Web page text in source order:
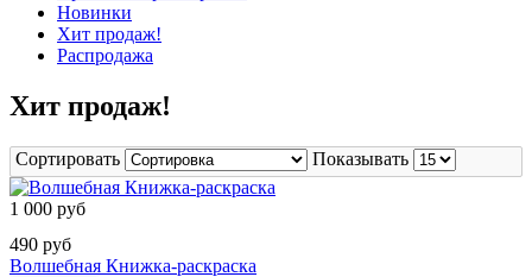
Новинки
Хит продаж!
Распродажа
Хит продаж!
Сортировать Показывать
1 000 руб
490 руб
Волшебная Книжка-раскраска